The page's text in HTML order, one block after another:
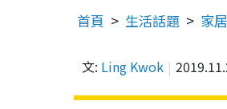
首頁 生活話題 家居
文: Ling Kwok